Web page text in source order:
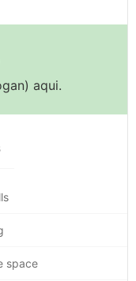
aqui.
space